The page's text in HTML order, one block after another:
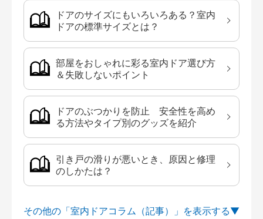
ドアのサイズにもいろいろある？室内
ドアの標準サイズとは？
部屋をおしゃれに彩る室内ドア選び方
＆失敗しないポイント
ドアのぶつかりを防止 安全性を高め
る方法やタイプ別のグッズを紹介
引き戸の滑りが悪いとき、原因と修理
のしかたは？
その他の「室内ドアコラム（記事）」を